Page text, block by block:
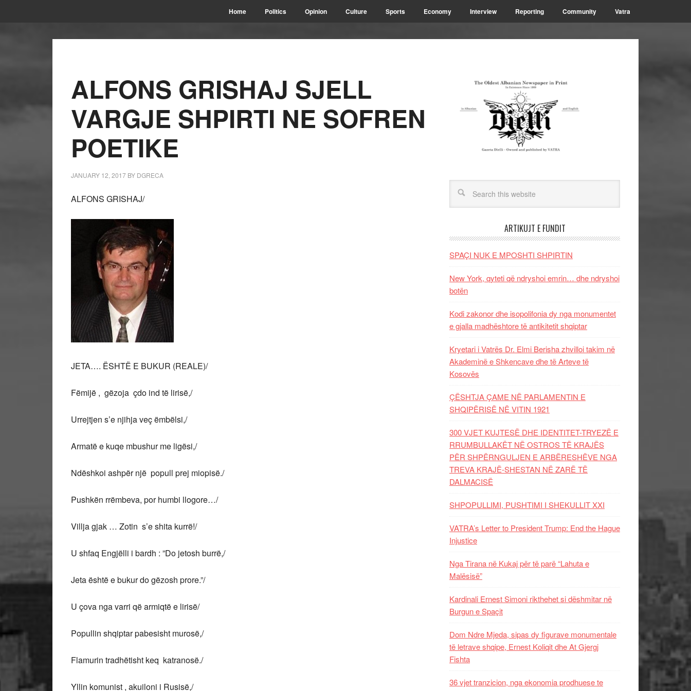
Home Politics Opinion Culture Sports Economy Interview Reporting Community Vatra
ALFONS GRISHAJ SJELL
VARGJE SHPIRTI NE SOFREN
POETIKE
JANUARY 12, 2017 BY DGRECA
ALFONS GRISHAJ/
JETA…. ËSHTË E BUKUR (REALE)/
Fëmijë , gëzoja çdo ind të lirisë,/
Urrejtjen s’e njihja veç ëmbëlsi,/
Armatë e kuqe mbushur me ligësi,/
Ndëshkoi ashpër një popull prej miopisë./
Pushkën rrëmbeva, por humbi llogore…/
Villja gjak … Zotin s’e shita kurrë!/
U shfaq Engjëlli i bardh : ”Do jetosh burrë,/
Jeta është e bukur do gëzosh prore.”/
U çova nga varri që armiqtë e lirisë/
Popullin shqiptar pabesisht murosë,/
Flamurin tradhëtisht keq katranosë./
Yllin komunist , akuiloni i Rusisë,/
ARTIKUJT E FUNDIT
SPAÇI NUK E MPOSHTI SHPIRTIN
New York, qyteti që ndryshoi emrin… dhe ndryshoi
botën
Kodi zakonor dhe isopolifonia dy nga monumentet
e gjalla madhështore të antikitetit shqiptar
Kryetari i Vatrës Dr. Elmi Berisha zhvilloi takim në
Akademinë e Shkencave dhe të Arteve të
Kosovës
ÇËSHTJA ÇAME NË PARLAMENTIN E
SHQIPËRISË NË VITIN 1921
300 VJET KUJTESË DHE IDENTITET-TRYEZË E
RRUMBULLAKËT NË OSTROS TË KRAJËS
PËR SHPËRNGULJEN E ARBËRESHËVE NGA
TREVA KRAJË-SHESTAN NË ZARË TË
DALMACISË
SHPOPULLIMI, PUSHTIMI I SHEKULLIT XXI
VATRA’s Letter to President Trump: End the Hague
Injustice
Nga Tirana në Kukaj për të parë “Lahuta e
Malësisë”
Kardinali Ernest Simoni rikthehet si dëshmitar në
Burgun e Spaçit
Dom Ndre Mjeda, sipas dy figurave monumentale
të letrave shqipe, Ernest Koliqit dhe At Gjergj
Fishta
36 vjet tranzicion, nga ekonomia prodhuese te